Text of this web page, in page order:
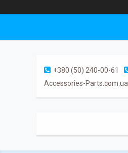
+380 (50) 240-00-61
Accessories-Parts.com.ua